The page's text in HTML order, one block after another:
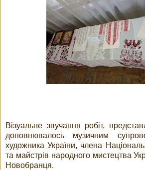
Візуальне звучання робіт,
доповнювалось музичним
художника України, члена
та майстрів народного мистецтва
Новобранця.